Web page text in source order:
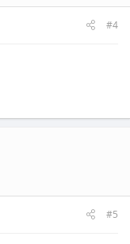
#4
#5